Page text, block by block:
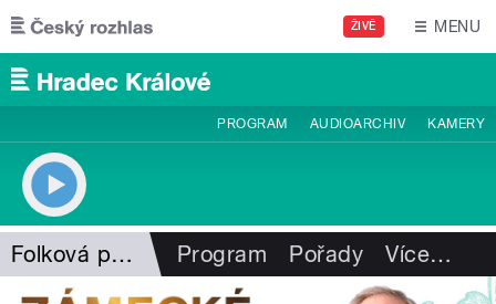
Přejít k hlavnímu obsahu
ŽIVĚ MENU
PROGRAM AUDIOARCHIV KAMERY
Folková pohlazení Program Pořady Více…